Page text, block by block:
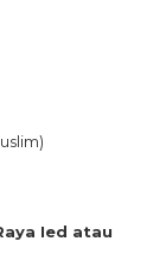
Ied atau